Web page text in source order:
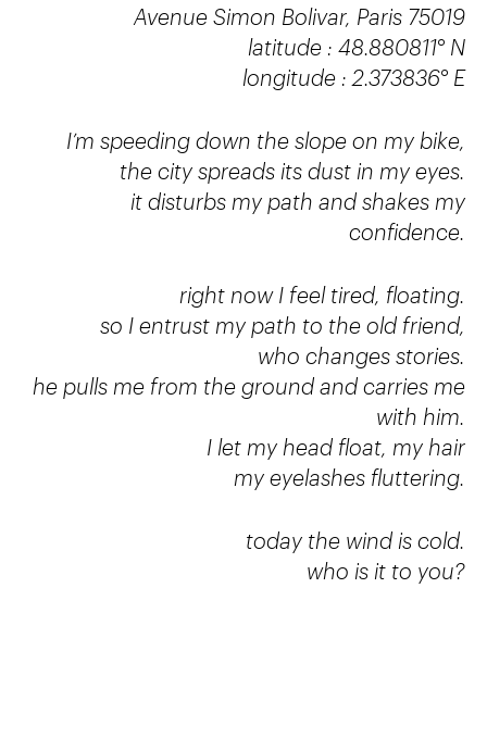
Avenue Simon Bolivar, Paris 75019
latitude : 48.880811° N
longitude : 2.373836° E
I’m speeding down the slope on my bike,
the city spreads its dust in my eyes.
it disturbs my path and shakes my
confidence.
right now I feel tired, floating.
so I entrust my path to the old friend,
who changes stories.
he pulls me from the ground and carries me
with him.
I let my head float, my hair
my eyelashes fluttering.
today the wind is cold.
who is it to you?